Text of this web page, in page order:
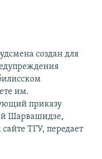
создан для
им.
приказу
Шарвашидзе,
ТГУ, передает